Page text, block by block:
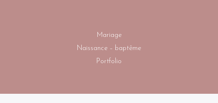
Mariage
Naissance – baptême
Portfolio